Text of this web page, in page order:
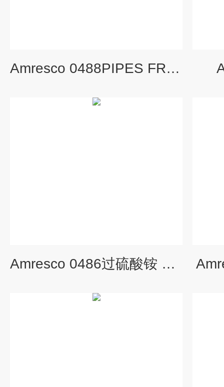
Amresco 0488PIPES FREE ACID
Amresco 0486过硫酸铵 （APS）